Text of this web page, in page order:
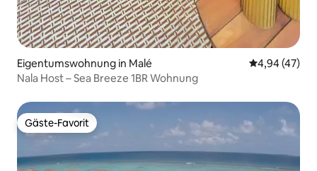
Eigentumswohnung in Malé
4,94 (47)
Nala Host – Sea Breeze 1BR Wohnung
Gäste-Favorit
Gäste-Favorit